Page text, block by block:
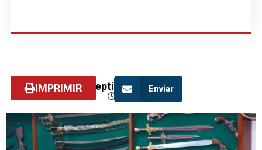
Enviar
IMPRIMIR septiembre 2, 2024
3:06 pm